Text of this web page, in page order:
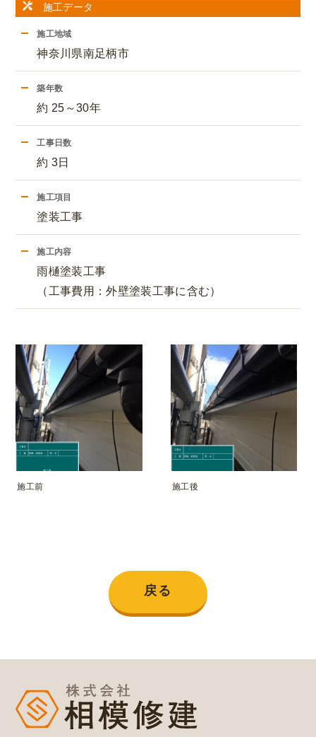
施工データ
施工地域
神奈川県南足柄市
築年数
約 25～30年
工事日数
約 3日
施工項目
塗装工事
施工内容
雨樋塗装工事
（工事費用：外壁塗装工事に含む）
施工前 施工後
戻る